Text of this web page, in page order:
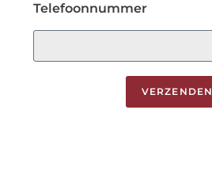
Telefoonnummer
VERZENDEN